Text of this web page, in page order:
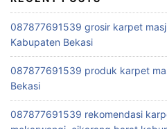
087877691539 grosir karpet
Kabupaten Bekasi
087877691539 produk karpet
Bekasi
087877691539 rekomendasi